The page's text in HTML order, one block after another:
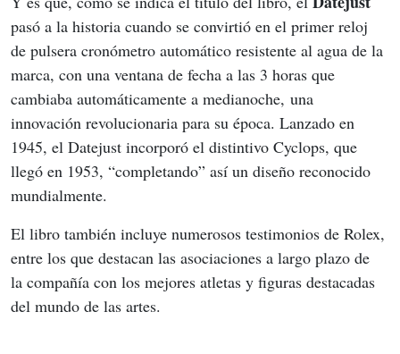
pasó a la historia cuando se convirtió en el primer reloj
de pulsera cronómetro automático resistente al agua de la
marca, con una ventana de fecha a las 3 horas que
cambiaba automáticamente a medianoche, una
innovación revolucionaria para su época. Lanzado en
1945, el Datejust incorporó el distintivo Cyclops, que
llegó en 1953, “completando” así un diseño reconocido
mundialmente.
El libro también incluye numerosos testimonios de Rolex,
entre los que destacan las asociaciones a largo plazo de
la compañía con los mejores atletas y figuras destacadas
del mundo de las artes.